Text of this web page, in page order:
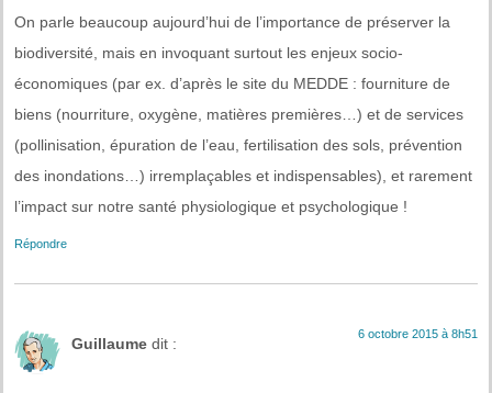
On parle beaucoup aujourd’hui de l’importance de préserver la
biodiversité, mais en invoquant surtout les enjeux socio-
économiques (par ex. d’après le site du MEDDE : fourniture de
biens (nourriture, oxygène, matières premières…) et de services
(pollinisation, épuration de l’eau, fertilisation des sols, prévention
des inondations…) irremplaçables et indispensables), et rarement
l’impact sur notre santé physiologique et psychologique !
Répondre
Guillaume dit :
6 octobre 2015 à 8h51